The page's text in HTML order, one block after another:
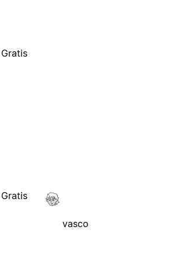
Gratis
Gratis
vasco